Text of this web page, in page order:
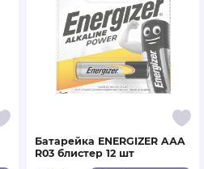
Батарейка ENERGIZER AАA
R03 блистер 12 шт